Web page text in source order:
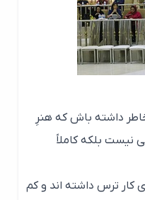
باش که هنرِ
بلکه کاملاً
ترس داشته اند و کم